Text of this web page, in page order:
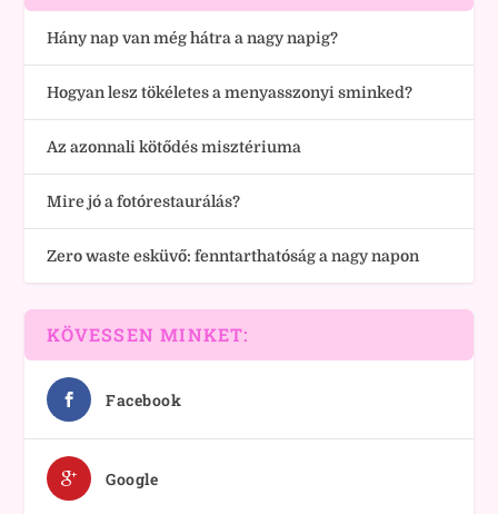
Hány nap van még hátra a nagy napig?
Hogyan lesz tökéletes a menyasszonyi sminked?
Az azonnali kötődés misztériuma
Mire jó a fotórestaurálás?
Zero waste esküvő: fenntarthatóság a nagy napon
KÖVESSEN MINKET:
Facebook
Google